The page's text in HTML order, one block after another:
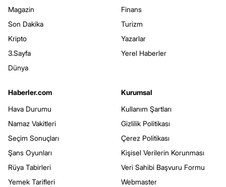
Magazin
Son Dakika
Kripto
3.Sayfa
Dünya
Finans
Turizm
Yazarlar
Yerel Haberler
Haberler.com
Hava Durumu
Namaz Vakitleri
Seçim Sonuçları
Şans Oyunları
Rüya Tabirleri
Yemek Tarifleri
Kurumsal
Kullanım Şartları
Gizlilik Politikası
Çerez Politikası
Kişisel Verilerin Korunması
Veri Sahibi Başvuru Formu
Webmaster